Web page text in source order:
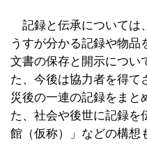
記録と伝承については
うすが分かる記録や物品
文書の保存と開示につい
た、今後は協力者を得て
災後の一連の記録をまと
た、社会や後世に記録を
館（仮称）」などの構想